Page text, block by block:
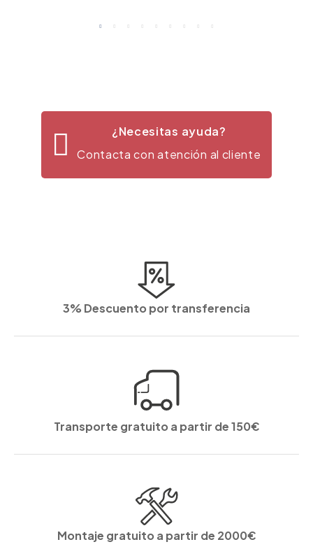
¿Necesitas ayuda?
Contacta con atención al cliente
3% Descuento por transferencia
Transporte gratuito a partir de 150€
Montaje gratuito a partir de 2000€